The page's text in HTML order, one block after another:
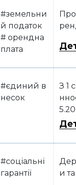
#земельни
й податок
# орендна
плата
#єдиний в
несок
З 1
#соціальні
гарантії
и